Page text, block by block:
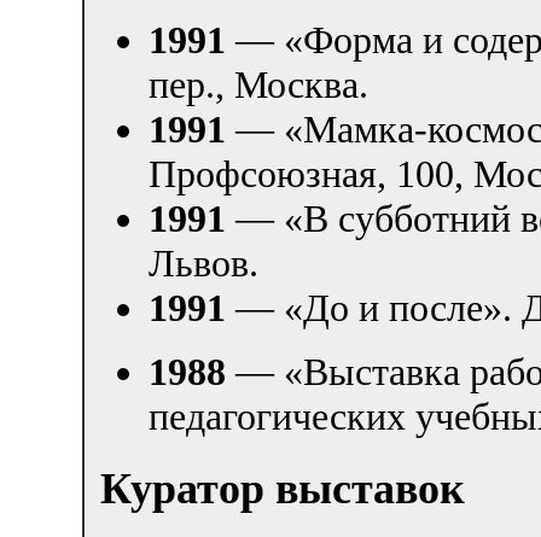
1991 — «Форма и
пер., Москва.
1991 — «Мамка-
Профсоюзная, 100,
1991 — «В субботний
Львов.
1991 — «До и после».
1988 — «Выставка
педагогических
Куратор выставок